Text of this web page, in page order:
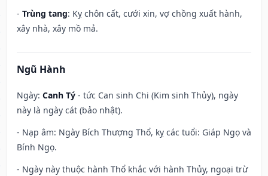
- Trùng tang: Kỵ chôn cất, cưới xin, vợ chồng xuất hành,
xây nhà, xây mồ mả.
Ngũ Hành
Ngày: Canh Tý - tức Can sinh Chi (Kim sinh Thủy), ngày
này là ngày cát (bảo nhật).
- Nạp âm: Ngày Bích Thượng Thổ, kỵ các tuổi: Giáp Ngọ và
Bính Ngọ.
- Ngày này thuộc hành Thổ khắc với hành Thủy, ngoại trừ